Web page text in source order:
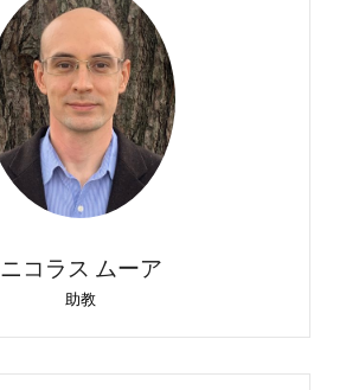
ニコラス ムーア
助教